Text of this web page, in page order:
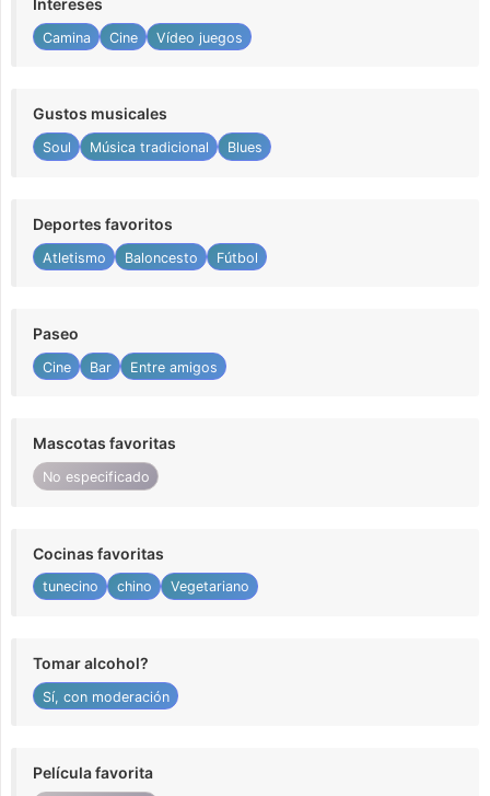
Intereses
Camina Cine Vídeo juegos
Gustos musicales
Soul Música tradicional Blues
Deportes favoritos
Atletismo Baloncesto Fútbol
Paseo
Cine Bar Entre amigos
Mascotas favoritas
No especificado
Cocinas favoritas
tunecino chino Vegetariano
Tomar alcohol?
Sí, con moderación
Película favorita